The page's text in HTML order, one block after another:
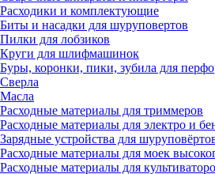
Расходики и комплектующие
Биты и насадки для шуруповертов
Пилки для лобзиков
Круги для шлифмашинок
Буры, коронки, пики, зубила для
Сверла
Масла
Расходные материалы для триммеров
Расходные материалы для электро и
Зарядные устройства для
Расходные материалы для моек
Расходные материалы для